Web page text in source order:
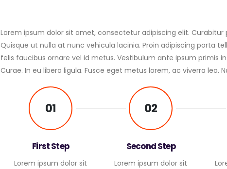
Lorem ipsum dolor sit amet, consectetur adipiscing elit.
Quisque ut nulla at nunc vehicula lacinia. Proin adipiscing porta
felis faucibus ornare vel id metus. Vestibulum ante ipsum primis
Curae. In eu libero ligula. Fusce eget metus lorem, ac viverra leo.
01
First Step
Lorem ipsum dolor sit
02
Second Step
Lorem ipsum dolor sit